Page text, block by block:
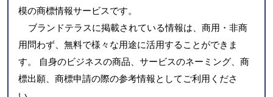
模の商標情報サービスです。
ブランドテラスに掲載されている情報は、商用・非商
用問わず、無料で様々な用途に活用することができま
す。 自身のビジネスの商品、サービスのネーミング、商
標出願、商標申請の際の参考情報としてご利用くださ